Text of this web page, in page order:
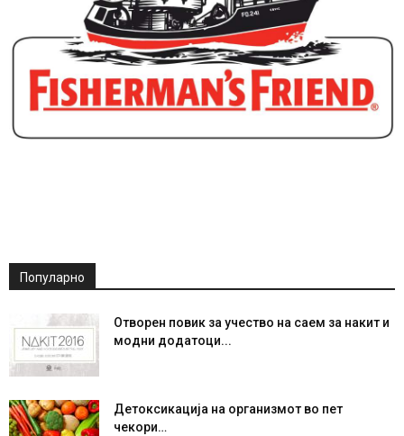
Популарно
Отворен повик за учество на саем за накит и
модни додатоци...
Детоксикација на организмот во пет
чекори…